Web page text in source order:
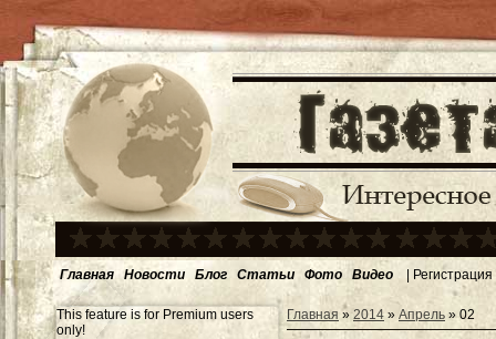
Главная Новости Блог Статьи Фото Видео | Регистрация
This feature is for Premium users
only!
Главная » 2014 » Апрель » 02